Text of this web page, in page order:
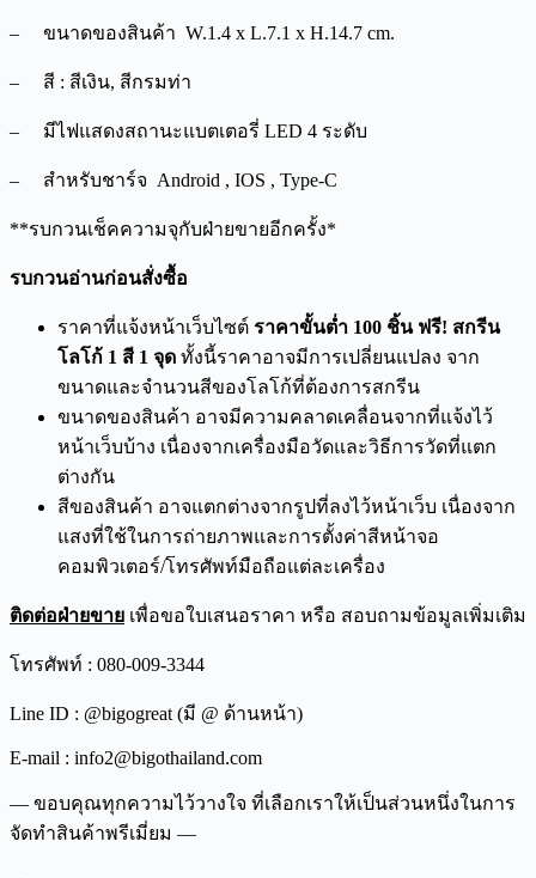
– ขนาดของสินค้า W.1.4 x L.7.1 x H.14.7 cm.
– สี : สีเงิน, สีกรมท่า
– มีไฟแสดงสถานะแบตเตอรี่ LED 4 ระดับ
– สำหรับชาร์จ Android , IOS , Type-C
**รบกวนเช็คความจุกับฝ่ายขายอีกครั้ง*
รบกวนอ่านก่อนสั่งซื้อ
ราคาที่แจ้งหน้าเว็บไซต์ ราคาขั้นต่ำ 100 ชิ้น ฟรี! สกรีน
โลโก้ 1 สี 1 จุด ทั้งนี้ราคาอาจมีการเปลี่ยนแปลง จาก
ขนาดและจำนวนสีของโลโก้ที่ต้องการสกรีน
ขนาดของสินค้า อาจมีความคลาดเคลื่อนจากที่แจ้งไว้
หน้าเว็บบ้าง เนื่องจากเครื่องมือวัดและวิธีการวัดที่แตก
ต่างกัน
สีของสินค้า อาจแตกต่างจากรูปที่ลงไว้หน้าเว็บ เนื่องจาก
แสงที่ใช้ในการถ่ายภาพและการตั้งค่าสีหน้าจอ
คอมพิวเตอร์/โทรศัพท์มือถือแต่ละเครื่อง
ติดต่อฝ่ายขาย เพื่อขอใบเสนอราคา หรือ สอบถามข้อมูลเพิ่มเติม
โทรศัพท์ : 080-009-3344
Line ID : @bigogreat (มี @ ด้านหน้า)
E-mail : info2@bigothailand.com
— ขอบคุณทุกความไว้วางใจ ที่เลือกเราให้เป็นส่วนหนึ่งในการ
จัดทำสินค้าพรีเมี่ยม —